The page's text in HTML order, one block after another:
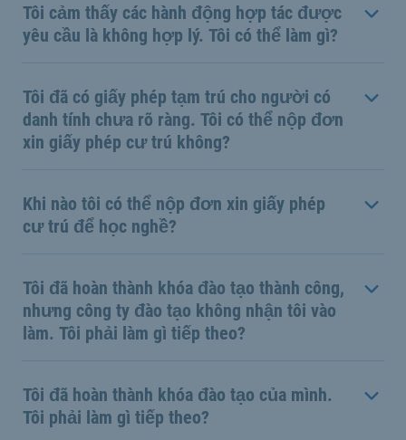
Tôi cảm thấy các hành động hợp tác được
yêu cầu là không hợp lý. Tôi có thể làm gì?
Tôi đã có giấy phép tạm trú cho người có
danh tính chưa rõ ràng. Tôi có thể nộp đơn
xin giấy phép cư trú không?
Khi nào tôi có thể nộp đơn xin giấy phép
cư trú để học nghề?
Tôi đã hoàn thành khóa đào tạo thành công,
nhưng công ty đào tạo không nhận tôi vào
làm. Tôi phải làm gì tiếp theo?
Tôi đã hoàn thành khóa đào tạo của mình.
Tôi phải làm gì tiếp theo?